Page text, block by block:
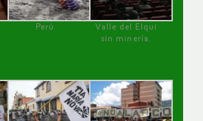
Perú
Valle del Elqui
sin minería.